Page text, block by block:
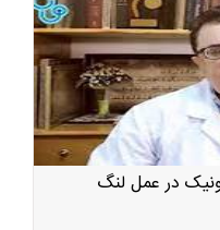
در عمل لنگ